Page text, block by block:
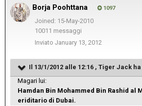
Borja Poohttana 1097
Joined: 15-May-2010
10011 messaggi
Inviato January 13, 2012
Il 13/1/2012 alle 12:16 , Tiger Jack
Magari lui:
Hamdan Bin Mohammed Bin Rashid al
eriditario di Dubai.